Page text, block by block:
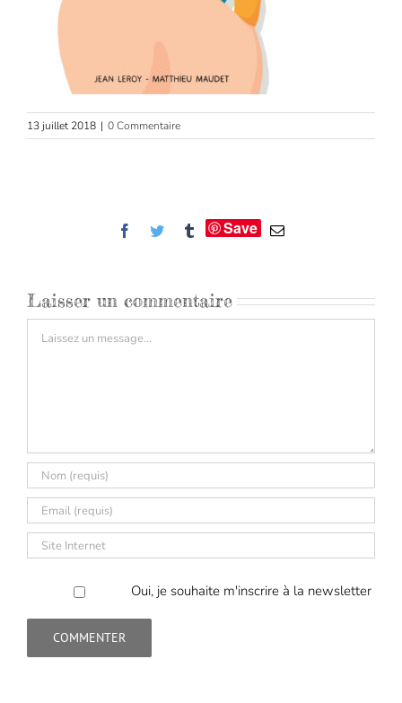
13 juillet 2018 | 0 Commentaire
Facebook
Twitter TumblrSave Email
Laisser un commentaire
Oui, je souhaite m'inscrire à la newsletter